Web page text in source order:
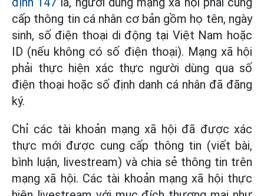
cấp thông tin cá nhân cơ bản gồm họ tên, ngày
sinh, số điện thoại di động tại Việt Nam hoặc
ID (nếu không có số điện thoại). Mạng xã hội
phải thực hiện xác thực người dùng qua số
điện thoại hoặc số định danh cá nhân đã đăng
ký.
Chỉ các tài khoản mạng xã hội đã được xác
thực mới được cung cấp thông tin (viết bài,
bình luận, livestream) và chia sẻ thông tin trên
mạng xã hội. Các tài khoản mạng xã hội thực